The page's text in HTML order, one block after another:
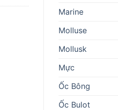
Marine
Molluse
Mollusk
Mực
Ốc Bông
Ốc Bulot